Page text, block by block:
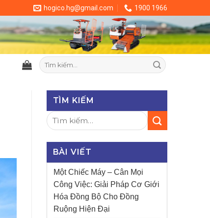
hogico.hg@gmail.com 1900 1966
Tìm
kiếm:
TÌM KIẾM
BÀI VIẾT
Một Chiếc Máy – Cân Mọi
Công Việc: Giải Pháp Cơ Giới
Hóa Đồng Bộ Cho Đồng
Ruộng Hiện Đại